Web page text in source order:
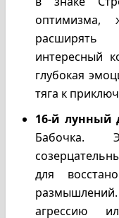
оптимизма,
расширять
интересный
глубокая
тяга к
16-й лунный
Бабочка.
для
агрессию